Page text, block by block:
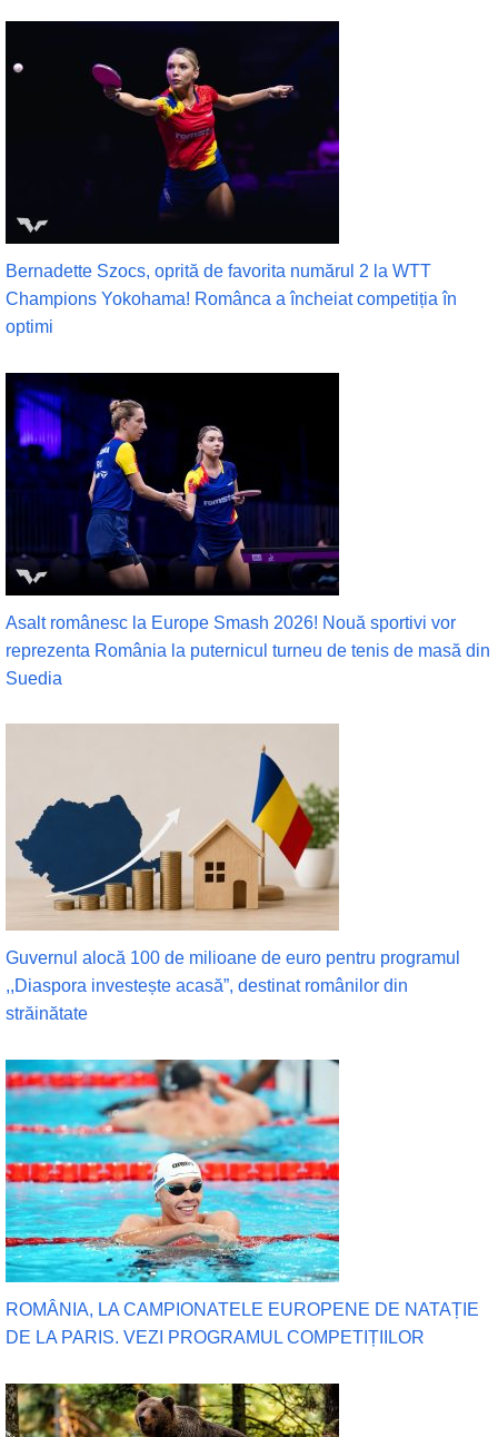
Bernadette Szocs, oprită de favorita numărul 2 la WTT
Champions Yokohama! Românca a încheiat competiția în
optimi
Asalt românesc la Europe Smash 2026! Nouă sportivi vor
reprezenta România la puternicul turneu de tenis de masă din
Suedia
Guvernul alocă 100 de milioane de euro pentru programul
,,Diaspora investește acasă”, destinat românilor din
străinătate
ROMÂNIA, LA CAMPIONATELE EUROPENE DE NATAȚIE
DE LA PARIS. VEZI PROGRAMUL COMPETIȚIILOR